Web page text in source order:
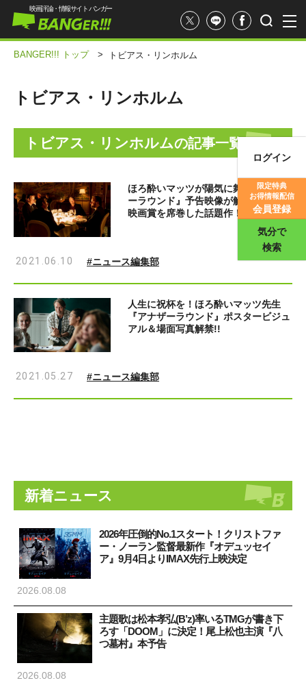
映画評価
映画評論・情報サイト バンガー
ログイン
限定特典
お得情報配信
会員登録
気分で
検索
BANGER!!! トップ > トビアス・リンホルム
トビアス・リンホルム
トビアス・リンホルムの記事一覧
ほろ酔いマッツが陽気に舞う『アナザ
ーラウンド』予告映像が解禁!! 世界の
映画賞を席巻した話題作！
2021.06.10 #ニュース編集部
人生に祝杯を！ほろ酔いマッツ先生
『アナザーラウンド』ポスタービジュ
アル＆場面写真解禁!!
2021.05.27 #ニュース編集部
新着ニュース
2026年圧倒的No.1スタート！クリストファ
ー・ノーラン監督最新作『オデュッセイ
ア』9月4日よりIMAX先行上映決定
2026.08.08
主題歌は松本孝弘(B’z)率いるTMGが書き下
ろす「DOOM」に決定！尾上松也主演『八
つ墓村』本予告
2026.08.08